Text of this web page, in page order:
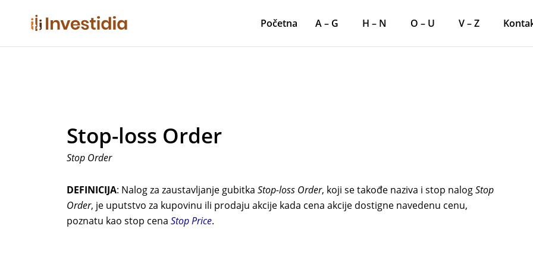
Početna A – G H – N O – U V – Z
Stop-loss Order
Stop Order
DEFINICIJA: Nalog za zaustavljanje gubitka Stop-loss Order, koji se takođe naziva i stop nalogStop
Order, je uputstvo za kupovinu ili prodaju akcije kada cena akcije dostigne navedenu cenu,
poznatu kao stop cena Stop Price.